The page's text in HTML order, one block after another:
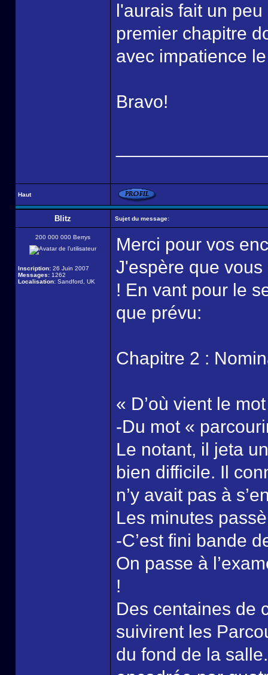
l'aurais fait un
premier chapitre
avec impatience
Bravo!
Haut
Blitz Sujet du message:
200 000 000 Berrys
Inscription: 26 Juin 2007
Messages: 1262
Localisation: Sandford, UK
Merci pour vos
J'espère que
! En vant pour le
que prévu:
Chapitre 2 :
« D’où vient le
-Du mot «
Le notant, il jeta
bien difficile. Il
n’y avait pas à
Les minutes
-C’est fini bande
On passe à
!
Des centaines de
suivirent les
du fond de la